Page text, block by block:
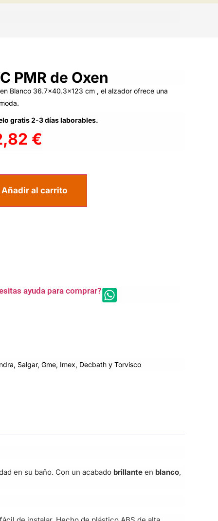
PMR de Oxen
Blanco 36.7×40.3×123 cm , el alzador ofrece una
gratis 2-3 días laborables.
€
Añadir al carrito
ayuda para comprar?
Salgar, Gme, Imex, Decbath y Torvisco
en su baño. Con un acabado brillante en blanco,